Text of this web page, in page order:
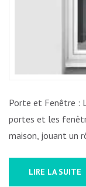
Porte et Fenêtre :
portes et les
maison, jouant un
LIRE LA SUITE